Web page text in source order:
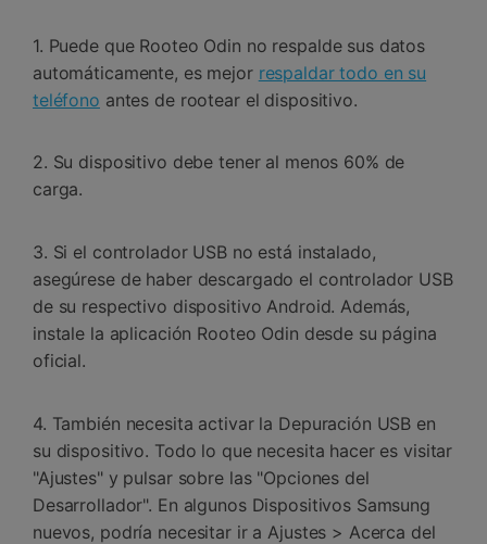
1. Puede que Rooteo Odin no respalde sus datos
automáticamente, es mejor respaldar todo en su
teléfono antes de rootear el dispositivo.
2. Su dispositivo debe tener al menos 60% de
carga.
3. Si el controlador USB no está instalado,
asegúrese de haber descargado el controlador USB
de su respectivo dispositivo Android. Además,
instale la aplicación Rooteo Odin desde su página
oficial.
4. También necesita activar la Depuración USB en
su dispositivo. Todo lo que necesita hacer es visitar
"Ajustes" y pulsar sobre las "Opciones del
Desarrollador". En algunos Dispositivos Samsung
nuevos, podría necesitar ir a Ajustes > Acerca del